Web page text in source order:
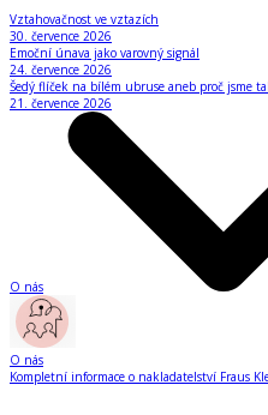
Vztahovačnost ve vztazích
30. července 2026
Emoční únava jako varovný signál
24. července 2026
Šedý flíček na bílém ubruse aneb proč jsme
21. července 2026
O nás
O nás
Kompletní informace o nakladatelství Fraus